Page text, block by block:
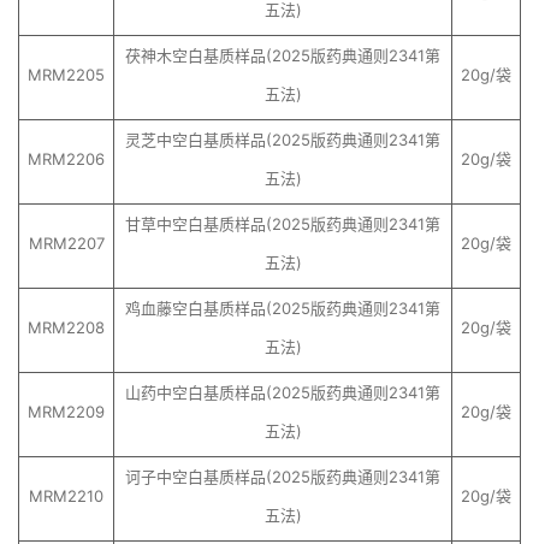
五法)
MRM2205
茯神木空白基质样品(2025版药典通则2341第
五法)
20g/袋
MRM2206
灵芝中空白基质样品(2025版药典通则2341第
五法)
20g/袋
MRM2207
甘草中空白基质样品(2025版药典通则2341第
五法)
20g/袋
MRM2208
鸡血藤空白基质样品(2025版药典通则2341第
五法)
20g/袋
MRM2209
山药中空白基质样品(2025版药典通则2341第
五法)
20g/袋
MRM2210
诃子中空白基质样品(2025版药典通则2341第
五法)
20g/袋